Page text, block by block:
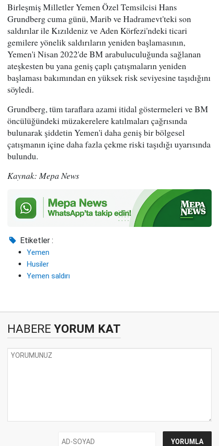
Birleşmiş Milletler Yemen Özel Temsilcisi Hans
Grundberg cuma günü, Marib ve Hadramevt'teki son
saldırılar ile Kızıldeniz ve Aden Körfezi'ndeki ticari
gemilere yönelik saldırıların yeniden başlamasının,
Yemen'i Nisan 2022'de BM arabuluculuğunda sağlanan
ateşkesten bu yana geniş çaplı çatışmaların yeniden
başlaması bakımından en yüksek risk seviyesine taşıdığını
söyledi.
Grundberg, tüm taraflara azami itidal göstermeleri ve BM
öncülüğündeki müzakerelere katılmaları çağrısında
bulunarak şiddetin Yemen'i daha geniş bir bölgesel
çatışmanın içine daha fazla çekme riski taşıdığı uyarısında
bulundu.
Kaynak: Mepa News
Etiketler :
Yemen
Husiler
Yemen saldırı
HABERE YORUM KAT